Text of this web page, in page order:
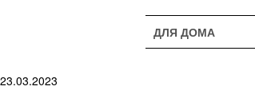
ДЛЯ ДОМА
23.03.2023